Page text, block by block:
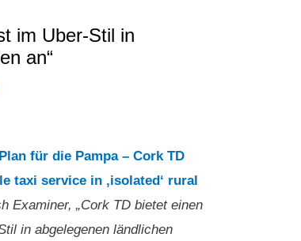
im Uber-Stil in
an“
für die Pampa – Cork TD
taxi service in ‚isolated‘ rural
Examiner, „Cork TD bietet einen
in abgelegenen ländlichen